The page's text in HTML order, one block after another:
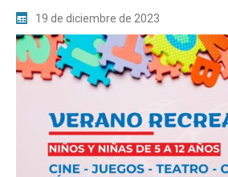
19 de diciembre de 2023